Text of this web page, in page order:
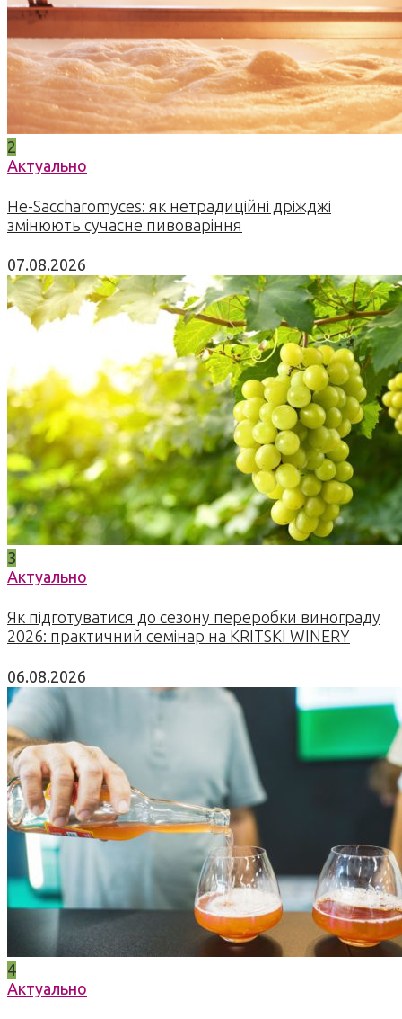
2
Актуально
Не-Saccharomyces: як нетрадиційні дріжджі
змінюють сучасне пивоваріння
07.08.2026
3
Актуально
Як підготуватися до сезону переробки винограду
2026: практичний семінар на KRITSKI WINERY
06.08.2026
4
Актуально